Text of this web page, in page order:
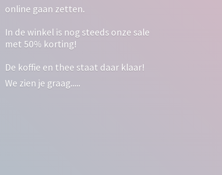
online gaan zetten.
In de winkel is nog steeds onze sale
met 50% korting!
De koffie en thee staat daar klaar!
We zien je graag.....